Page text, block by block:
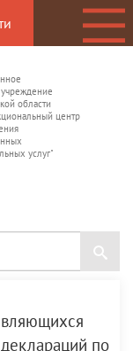
области
центр
услуг"
по